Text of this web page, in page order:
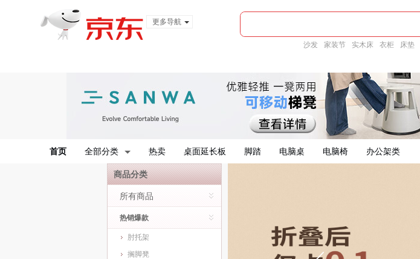
更多导航
沙发 家装节 实木床 衣柜 床垫
首页 全部分类 热卖 桌面延长板 脚踏 电脑桌 电脑椅 办公架类
商品分类
所有商品
热销爆款
肘托架
搁脚凳